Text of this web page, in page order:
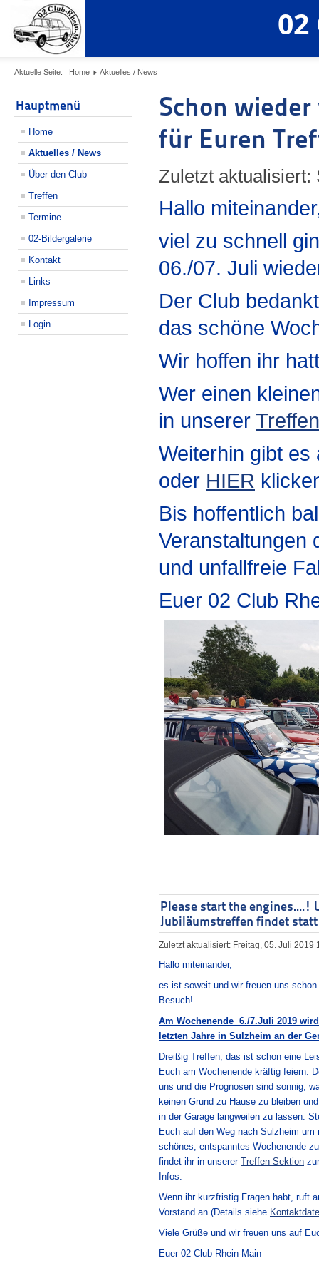
02
Aktuelle Seite: Home Aktuelles / News
Hauptmenü
Home
Aktuelles / News
Über den Club
Treffen
Termine
02-Bildergalerie
Kontakt
Links
Impressum
Login
Schon
für Euren
Zuletzt aktualisiert:
Hallo
viel zu schnell
06./07. Juli
Der Club
das schöne
Wir hoffen ihr
Wer einen
in unserer
Weiterhin gibt es
oder HIER
Bis hoffentlich
Veranstaltungen
und unfallfreie
Euer 02 Club
Please start the engines....!
Jubiläumstreffen findet statt
Zuletzt aktualisiert: Freitag, 05. Juli 2019
Hallo miteinander,
es ist soweit und wir freuen uns
Besuch!
Am Wochenende 6./7.Juli 2019
letzten Jahre in Sulzheim an der
Dreißig Treffen, das ist schon eine
Euch am Wochenende kräftig feiern.
uns und die Prognosen sind sonnig,
keinen Grund zu Hause zu bleiben
in der Garage langweilen zu lassen.
Euch auf den Weg nach Sulzheim
schönes, entspanntes Wochenende
findet ihr in unserer Treffen-Sektion
Infos.
Wenn ihr kurzfristig Fragen habt, ruft
Vorstand an (Details siehe
Viele Grüße und wir freuen uns auf
Euer 02 Club Rhein-Main